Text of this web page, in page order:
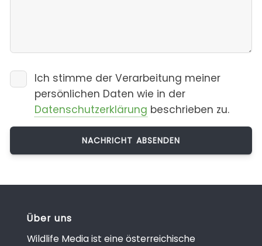
Ich stimme der Verarbeitung meiner
persönlichen Daten wie in der
Datenschutzerklärung beschrieben zu.
Über uns
Wildlife Media ist eine österreichische